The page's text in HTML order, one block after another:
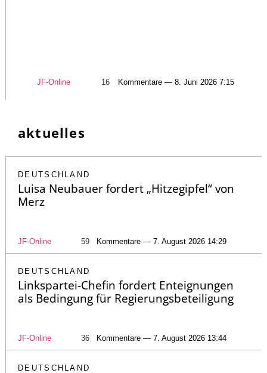
JF-Online 16 Kommentare — 8. Juni 2026 7:15
aktuelles
DEUTSCHLAND
Luisa Neubauer fordert „Hitzegipfel“ von
Merz
JF-Online 59 Kommentare — 7. August 2026 14:29
DEUTSCHLAND
Linkspartei-Chefin fordert Enteignungen
als Bedingung für Regierungsbeteiligung
JF-Online 36 Kommentare — 7. August 2026 13:44
DEUTSCHLAND